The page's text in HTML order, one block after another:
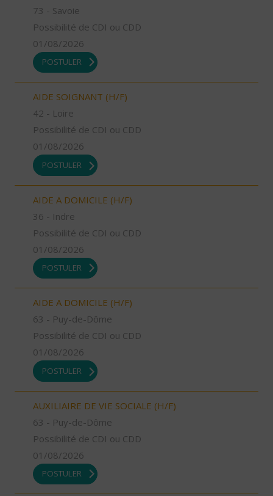
73 - Savoie
Possibilité de CDI ou CDD
01/08/2026
POSTULER
AIDE SOIGNANT (H/F)
42 - Loire
Possibilité de CDI ou CDD
01/08/2026
POSTULER
AIDE A DOMICILE (H/F)
36 - Indre
Possibilité de CDI ou CDD
01/08/2026
POSTULER
AIDE A DOMICILE (H/F)
63 - Puy-de-Dôme
Possibilité de CDI ou CDD
01/08/2026
POSTULER
AUXILIAIRE DE VIE SOCIALE (H/F)
63 - Puy-de-Dôme
Possibilité de CDI ou CDD
01/08/2026
POSTULER